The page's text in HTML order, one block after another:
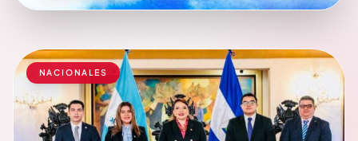
colores…
NACIONALES